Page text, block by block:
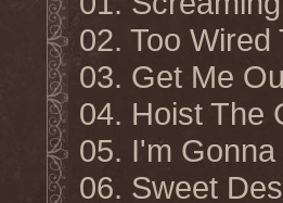
02. Too Wired
03. Get Me
04. Hoist The
05. I'm
06. Sweet